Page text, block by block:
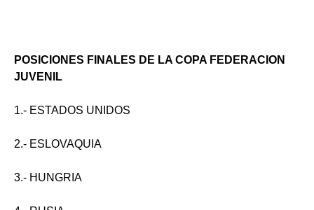
POSICIONES FINALES DE LA COPA FEDERACION
JUVENIL
1.- ESTADOS UNIDOS
2.- ESLOVAQUIA
3.- HUNGRIA